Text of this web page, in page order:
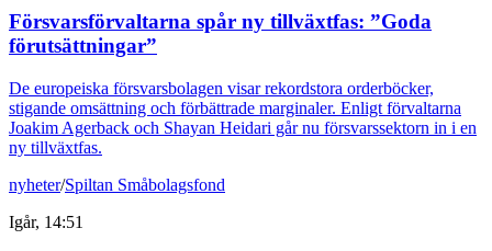
Försvarsförvaltarna spår ny tillväxtfas: ”Goda
förutsättningar”
De europeiska försvarsbolagen visar rekordstora orderböcker,
stigande omsättning och förbättrade marginaler. Enligt förvaltarna
Joakim Agerback och Shayan Heidari går nu försvarssektorn in i en
ny tillväxtfas.
nyheter/Spiltan Småbolagsfond
Igår, 14:51